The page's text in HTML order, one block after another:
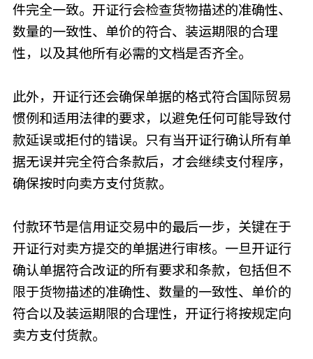
件完全一致。开证行会检查货物描述的准确性、
数量的一致性、单价的符合、装运期限的合理
性，以及其他所有必需的文档是否齐全。
此外，开证行还会确保单据的格式符合国际贸易
惯例和适用法律的要求，以避免任何可能导致付
款延误或拒付的错误。只有当开证行确认所有单
据无误并完全符合条款后，才会继续支付程序，
确保按时向卖方支付货款。
付款环节是信用证交易中的最后一步，关键在于
开证行对卖方提交的单据进行审核。一旦开证行
确认单据符合改证的所有要求和条款，包括但不
限于货物描述的准确性、数量的一致性、单价的
符合以及装运期限的合理性，开证行将按规定向
卖方支付货款。